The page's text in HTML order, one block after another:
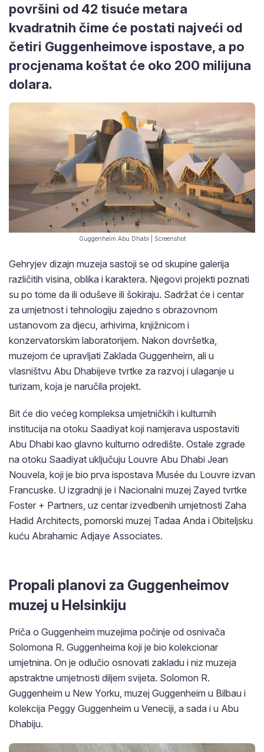
površini od 42 tisuće metara
kvadratnih čime će postati najveći od
četiri Guggenheimove ispostave, a po
procjenama koštat će oko 200 milijuna
dolara.
Guggenheim Abu Dhabi | Screenshot
Gehryjev dizajn muzeja sastoji se od skupine galerija
različitih visina, oblika i karaktera. Njegovi projekti poznati
su po tome da ili oduševe ili šokiraju. Sadržat će i centar
za umjetnost i tehnologiju zajedno s obrazovnom
ustanovom za djecu, arhivima, knjižnicom i
konzervatorskim laboratorijem. Nakon dovršetka,
muzejom će upravljati Zaklada Guggenheim, ali u
vlasništvu Abu Dhabijeve tvrtke za razvoj i ulaganje u
turizam, koja je naručila projekt.
Bit će dio većeg kompleksa umjetničkih i kulturnih
institucija na otoku Saadiyat koji namjerava uspostaviti
Abu Dhabi kao glavno kulturno odredište. Ostale zgrade
na otoku Saadiyat uključuju Louvre Abu Dhabi Jean
Nouvela, koji je bio prva ispostava Musée du Louvre izvan
Francuske. U izgradnji je i Nacionalni muzej Zayed tvrtke
Foster + Partners, uz centar izvedbenih umjetnosti Zaha
Hadid Architects, pomorski muzej Tadaa Anda i Obiteljsku
kuću Abrahamic Adjaye Associates.
Propali planovi za Guggenheimov
muzej u Helsinkiju
Priča o Guggenheim muzejima počinje od osnivača
Solomona R. Guggenheima koji je bio kolekcionar
umjetnina. On je odlučio osnovati zakladu i niz muzeja
apstraktne umjetnosti diljem svijeta. Solomon R.
Guggenheim u New Yorku, muzej Guggenheim u Bilbau i
kolekcija Peggy Guggenheim u Veneciji, a sada i u Abu
Dhabiju.